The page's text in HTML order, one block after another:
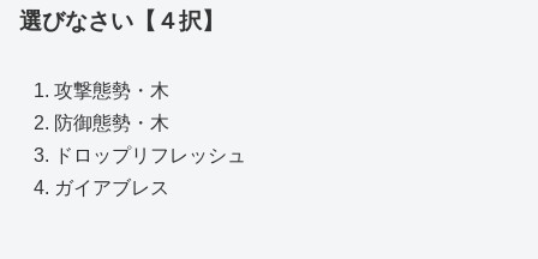
選びなさい【４択】
攻撃態勢・木
防御態勢・木
ドロップリフレッシュ
ガイアブレス